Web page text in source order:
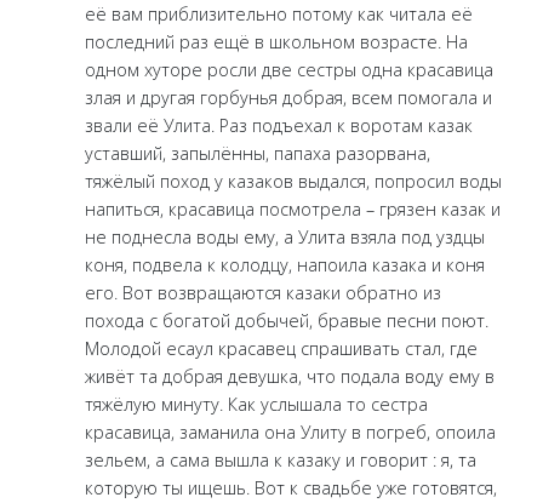
её вам приблизительно потому как читала её
последний раз ещё в школьном возрасте. На
одном хуторе росли две сестры одна красавица
злая и другая горбунья добрая, всем помогала и
звали её Улита. Раз подъехал к воротам казак
уставший, запылённы, папаха разорвана,
тяжёлый поход у казаков выдался, попросил воды
напиться, красавица посмотрела – грязен казак и
не поднесла воды ему, а Улита взяла под уздцы
коня, подвела к колодцу, напоила казака и коня
его. Вот возвращаются казаки обратно из
похода с богатой добычей, бравые песни поют.
Молодой есаул красавец спрашивать стал, где
живёт та добрая девушка, что подала воду ему в
тяжёлую минуту. Как услышала то сестра
красавица, заманила она Улиту в погреб, опоила
зельем, а сама вышла к казаку и говорит : я, та
которую ты ищешь. Вот к свадьбе уже готовятся,